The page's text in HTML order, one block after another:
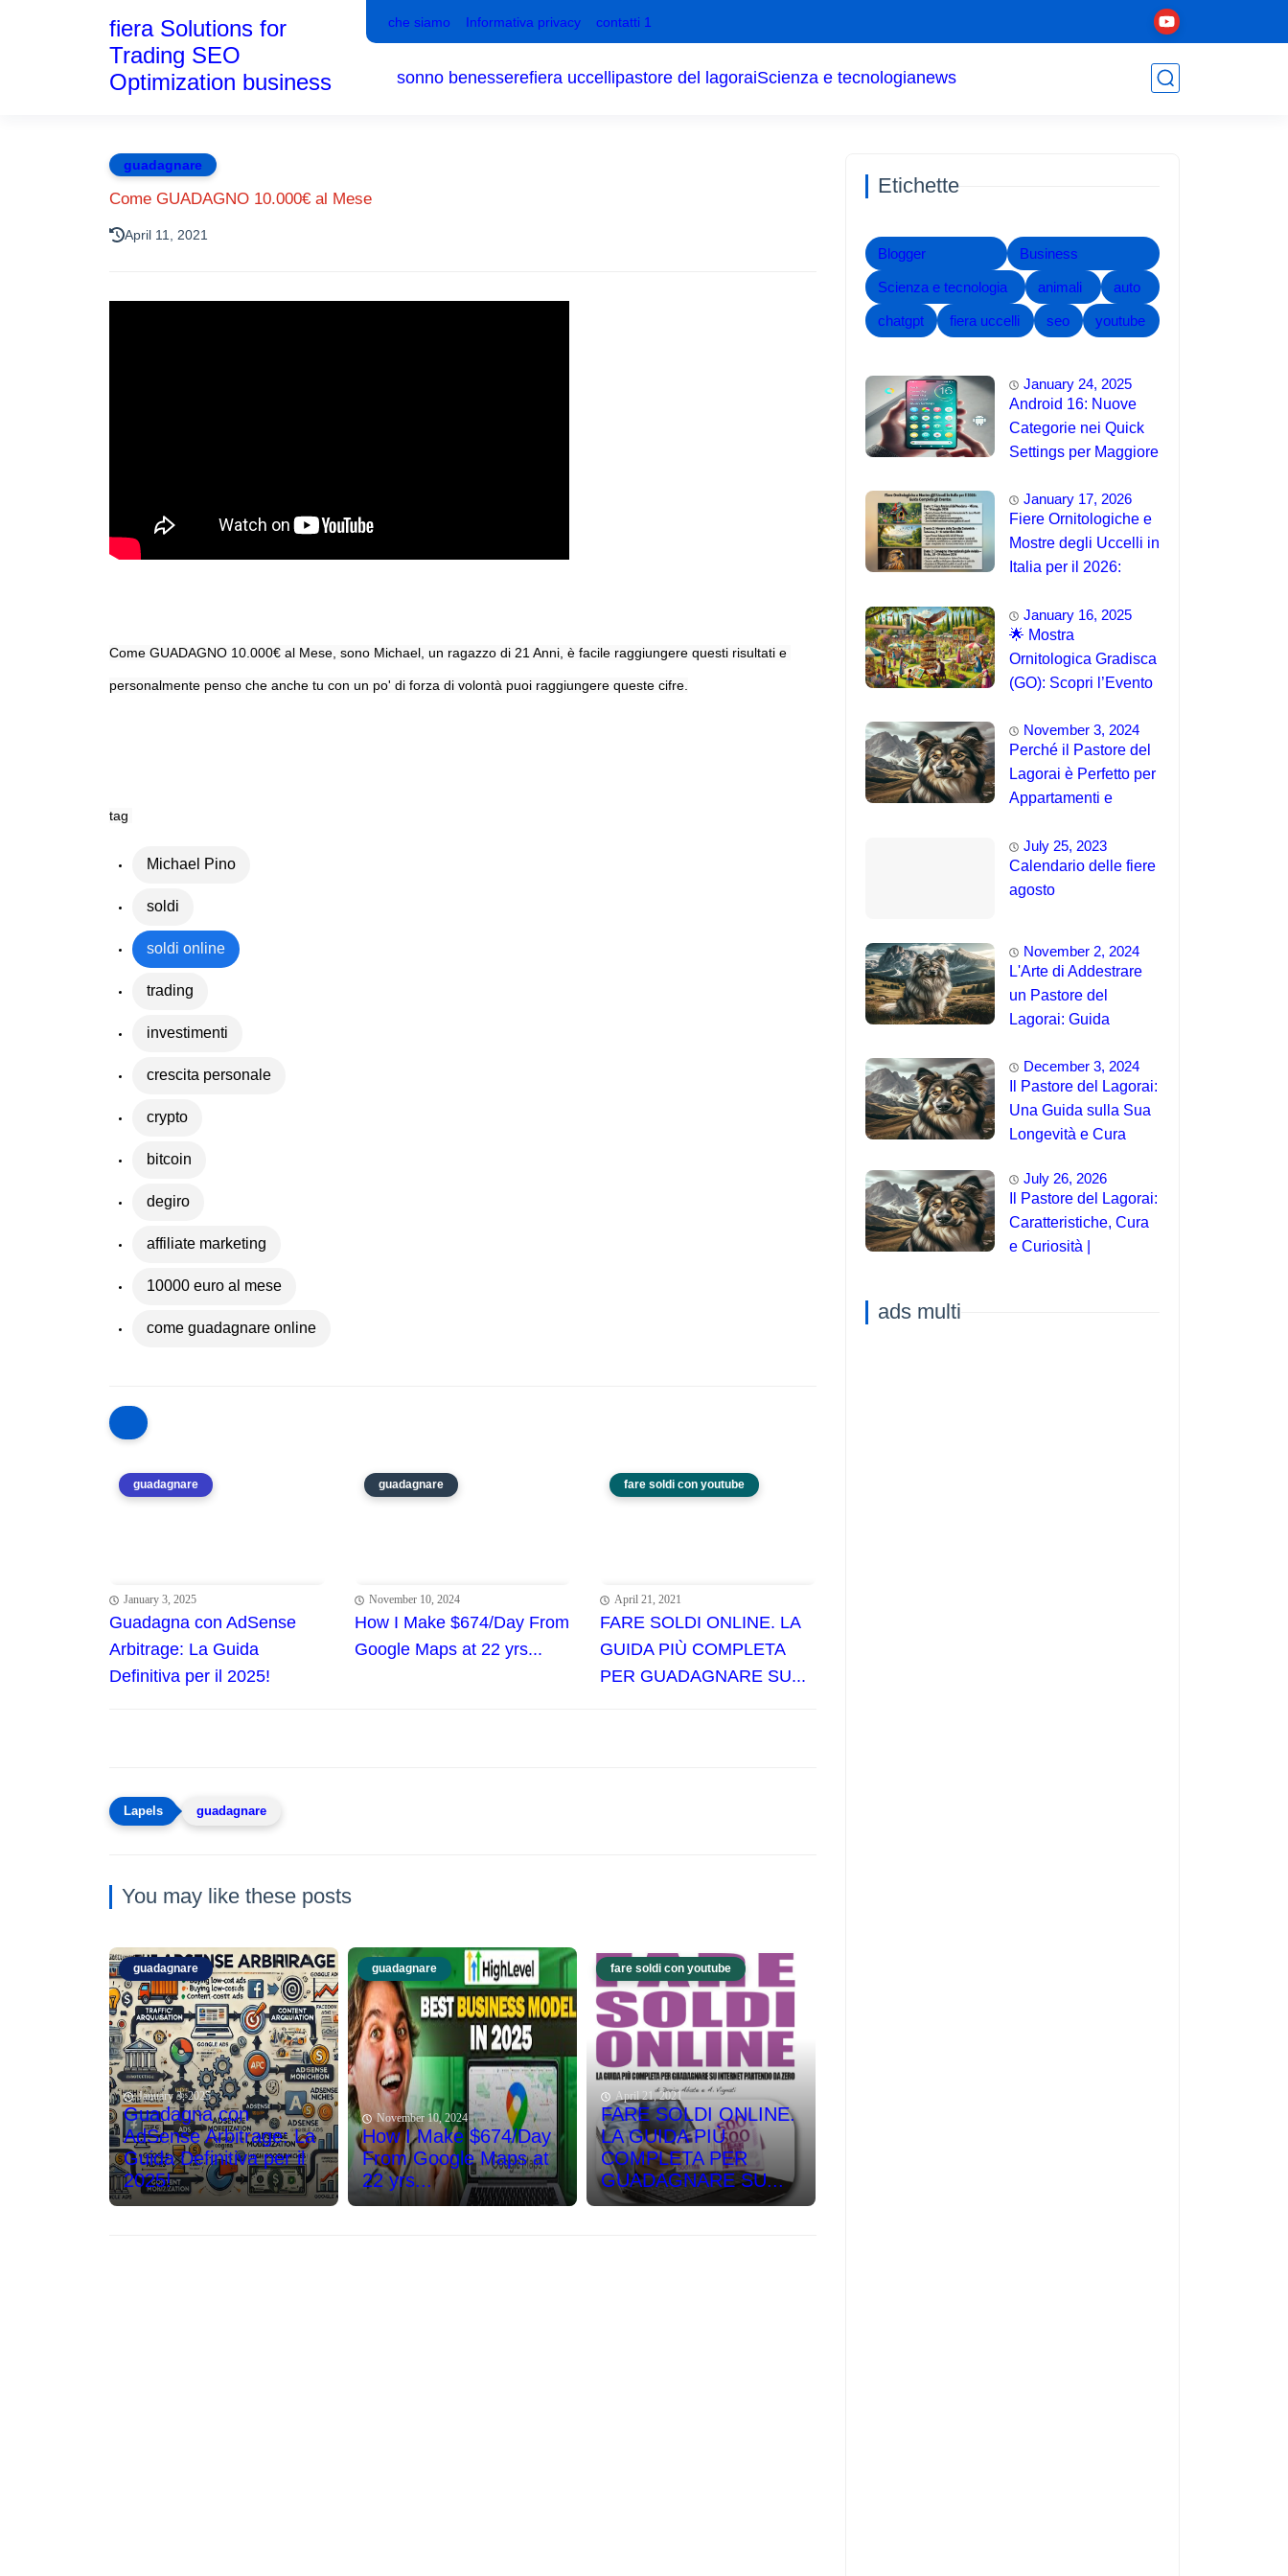
che siamo Informativa privacy contatti 1
fiera Solutions for
Trading SEO
Optimization business
sonno benesserefiera uccellipastore del lagoraiScienza e tecnologianews
guadagnare
Come GUADAGNO 10.000€ al Mese
April 11, 2021
Come GUADAGNO 10.000€ al Mese, sono Michael, un ragazzo di 21 Anni, è facile raggiungere questi risultati e
personalmente penso che anche tu con un po' di forza di volontà puoi raggiungere queste cifre.
tag
Michael Pino
soldi
soldi online
trading
investimenti
crescita personale
crypto
bitcoin
degiro
affiliate marketing
10000 euro al mese
come guadagnare online
guadagnare
January 3, 2025
Guadagna con AdSense
Arbitrage: La Guida
Definitiva per il 2025!
guadagnare
November 10, 2024
How I Make $674/Day From
Google Maps at 22 yrs...
fare soldi con youtube
April 21, 2021
FARE SOLDI ONLINE. LA
GUIDA PIÙ COMPLETA
PER GUADAGNARE SU...
guadagnare
You may like these posts
guadagnare
January 3, 2025
Guadagna con
AdSense Arbitrage: La
Guida Definitiva per il
2025!
guadagnare
November 10, 2024
How I Make $674/Day
From Google Maps at
22 yrs...
fare soldi con youtube
April 21, 2021
FARE SOLDI ONLINE.
LA GUIDA PIÙ
COMPLETA PER
GUADAGNARE SU...
Etichette
Blogger Business
Scienza e tecnologia animali auto
chatgpt fiera uccelli seo youtube
January 24, 2025
Android 16: Nuove
Categorie nei Quick
Settings per Maggiore
January 17, 2026
Fiere Ornitologiche e
Mostre degli Uccelli in
Italia per il 2026:
Eventi 🐦
January 16, 2025
🌟 Mostra
Ornitologica Gradisca
(GO): Scopri l’Evento
November 3, 2024
Perché il Pastore del
Lagorai è Perfetto per
Appartamenti e
July 25, 2023
Calendario delle fiere
agosto
November 2, 2024
L'Arte di Addestrare
un Pastore del
Lagorai: Guida
Principianti
December 3, 2024
Il Pastore del Lagorai:
Una Guida sulla Sua
Longevità e Cura
July 26, 2026
Il Pastore del Lagorai:
Caratteristiche, Cura
e Curiosità |
ads multi